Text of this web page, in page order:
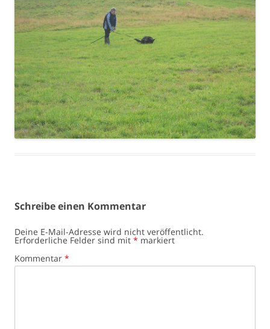
Schreibe einen Kommentar
Deine E-Mail-Adresse wird nicht veröffentlicht.
Erforderliche Felder sind mit * markiert
Kommentar *